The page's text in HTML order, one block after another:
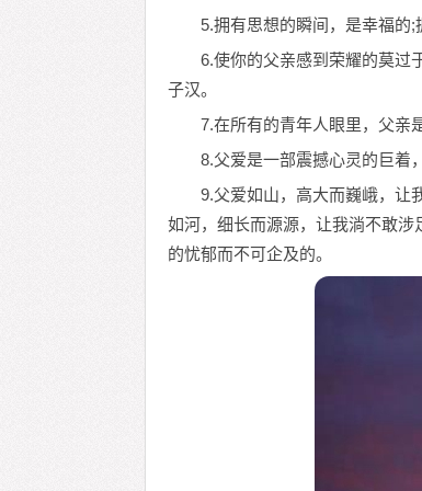
5.拥有思想的瞬间，是幸福的;
6.使你的父亲感到荣耀的莫过
子汉。
7.在所有的青年人眼里，父亲
8.父爱是一部震撼心灵的巨着
9.父爱如山，高大而巍峨，让
如河，细长而源源，让我淌不敢
的忧郁而不可企及的。